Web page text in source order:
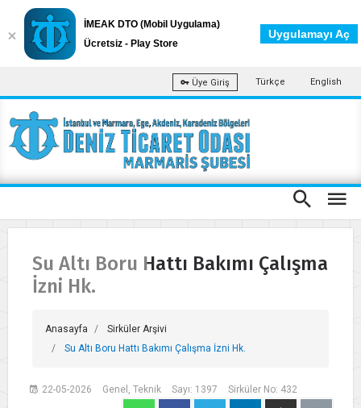
Üye Giriş Türkçe English
Su Altı Boru Hattı Bakımı Çalışma
İzni Hk.
Anasayfa
Sirküler Arşivi
Su Altı Boru Hattı Bakımı Çalışma İzni Hk.
22-05-2026 Genel, Teknik Sayı: 1397 Sirküler No: 432
İMEAK DTO (Mobil Uygulama)
Ücretsiz - Play Store
Uygulamayı Aç